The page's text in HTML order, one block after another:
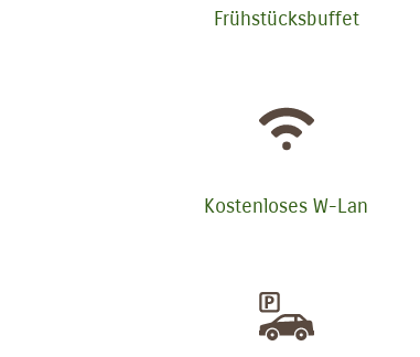
Frühstücksbuffet
Kostenloses W-Lan